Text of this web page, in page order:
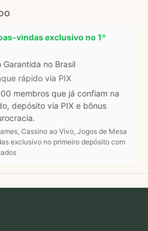
vindas exclusivo no 1º
no Brasil
rápido via PIX
membros que já confiam na
depósito via PIX e bônus
Cassino ao Vivo, Jogos de Mesa
exclusivo no primeiro depósito com